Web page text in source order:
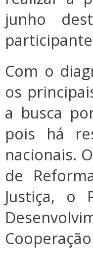
junho
Com o
os
a busca
pois há
nacionais.
de
Justiça, o
Cooperação